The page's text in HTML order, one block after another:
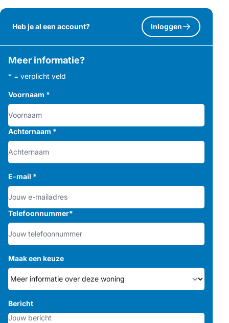
Heb je al een account? Inloggen
Meer informatie?
* = verplicht veld
Voornaam *
Achternaam *
E-mail *
Telefoonnummer*
Maak een keuze
Bericht